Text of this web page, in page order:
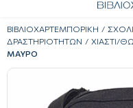
ΒΙΒΛΙΟΧΑΡΤΕΜΠΟΡΙΚΗ
ΔΡΑΣΤΗΡΙΟΤΗΤΩΝ
ΧΙΑΣΤΙ/
ΜΑΥΡΟ